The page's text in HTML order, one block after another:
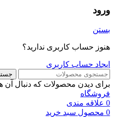
ورود
بستن
هنوز حساب کاربری ندارید؟
ایجاد حساب کاربری
برای دیدن محصولات که دنبال آن
فروشگاه
0 علاقه مندی
0 محصول سبد خرید